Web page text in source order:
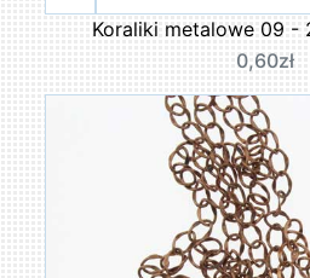
Koraliki metalowe 09 -
0,60zł